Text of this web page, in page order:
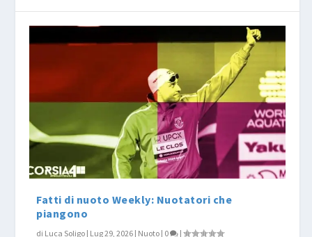
Fatti di nuoto Weekly: Nuotatori che
piangono
di Luca Soligo | Lug 29, 2026 | Nuoto | 0 |